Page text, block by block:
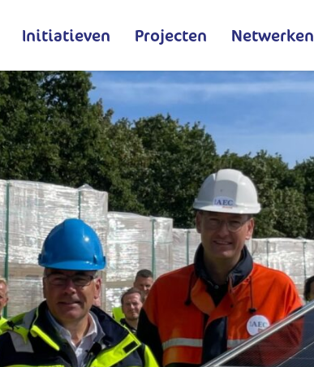
Initiatieven Projecten Netwerken